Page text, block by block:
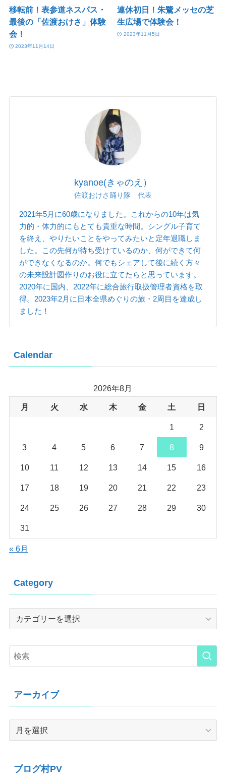
移転前！表参道ネスパス・
最後の「佐渡おけさ」体験
会！
2023年11月14日
連休初日！朱鷺メッセの芝
生広場で体験会！
2023年11月5日
kyanoe(きゃのえ）
佐渡おけさ踊り隊 代表
2021年5月に60歳になりました。これからの10年は気
力的・体力的にもとても貴重な時間。シングル子育て
を終え、やりたいことをやってみたいと定年退職しま
した。この先何が待ち受けているのか、何ができて何
ができなくなるのか。何でもシェアして後に続く方々
の未来設計図作りのお役に立てたらと思っています。
2020年に国内、2022年に総合旅行取扱管理者資格を取
得。2023年2月に日本全県めぐりの旅・2周目を達成し
ました！
Calendar
2026年8月
月 火 水 木 金 土 日
1 2
3 4 5 6 7 8 9
10 11 12 13 14 15 16
17 18 19 20 21 22 23
24 25 26 27 28 29 30
31
« 6月
Category
Category
アーカイブ
ブログ村PV